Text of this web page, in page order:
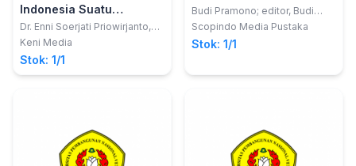
Indonesia Suatu
Pengantar
Dr. Enni Soerjati Priowirjanto,
S.H., M.H.
Keni Media
Stok: 1/1
Budi Pramono; editor, Budi
Pramono; Supartono
Scopindo Media Pustaka
Stok: 1/1